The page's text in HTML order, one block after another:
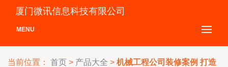
厦门微讯信息科技有限公司
MENU
当前位置： 首页 > 产品大全 > 机械工程公司装修案例 打造